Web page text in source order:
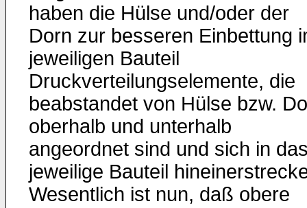
haben die Hülse und/oder der
Dorn zur besseren Einbettung
jeweiligen Bauteil
Druckverteilungselemente, die
beabstandet von Hülse bzw.
oberhalb und unterhalb
angeordnet sind und sich in
jeweilige Bauteil
Wesentlich ist nun, daß obere